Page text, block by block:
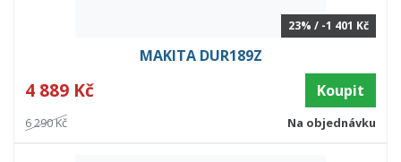
23% / -1 401 Kč
MAKITA DUR189Z
4 889 Kč Koupit
6 290 Kč Na objednávku